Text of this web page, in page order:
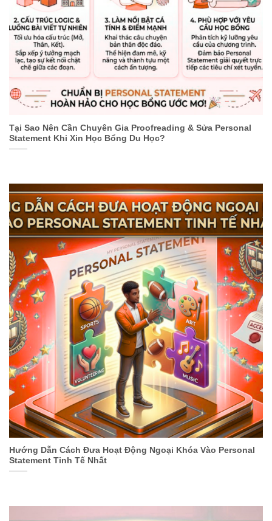
Tại Sao Nên Cần Chuyên Gia Proofreading & Sửa Personal
Statement Khi Xin Học Bổng Du Học?
Hướng Dẫn Cách Đưa Hoạt Động Ngoại Khóa Vào Personal
Statement Tinh Tế Nhất